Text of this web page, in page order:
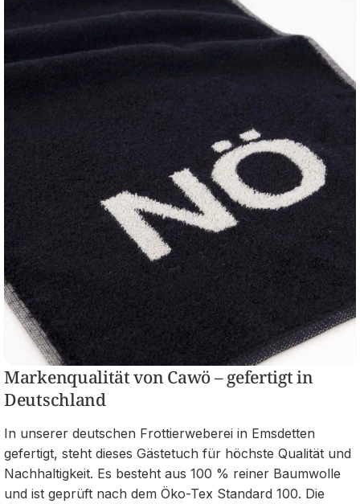
Markenqualität von Cawö – gefertigt in
Deutschland
In unserer deutschen Frottierweberei in Emsdetten
gefertigt, steht dieses Gästetuch für höchste Qualität und
Nachhaltigkeit. Es besteht aus 100 % reiner Baumwolle
und ist geprüft nach dem Öko-Tex Standard 100. Die